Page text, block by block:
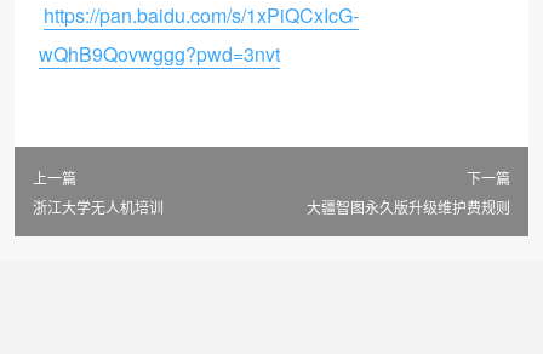
https://pan.baidu.com/s/1xPiQCxIcG-
wQhB9Qovwggg?pwd=3nvt
上一篇
浙江大学无人机培训
下一篇
大疆智图永久版升级维护费规则